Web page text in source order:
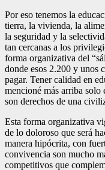
Por eso tenemos la
tierra, la vivienda, la
la seguridad y la
tan cercanas a los
forma organizativa del
donde esos 2.200 y unos
pagar. Tener calidad en
mencioné más arriba solo
son derechos de una
Esta forma organizativa
de lo doloroso que será
manera hipócrita, con
convivencia son mucho
competitivos que